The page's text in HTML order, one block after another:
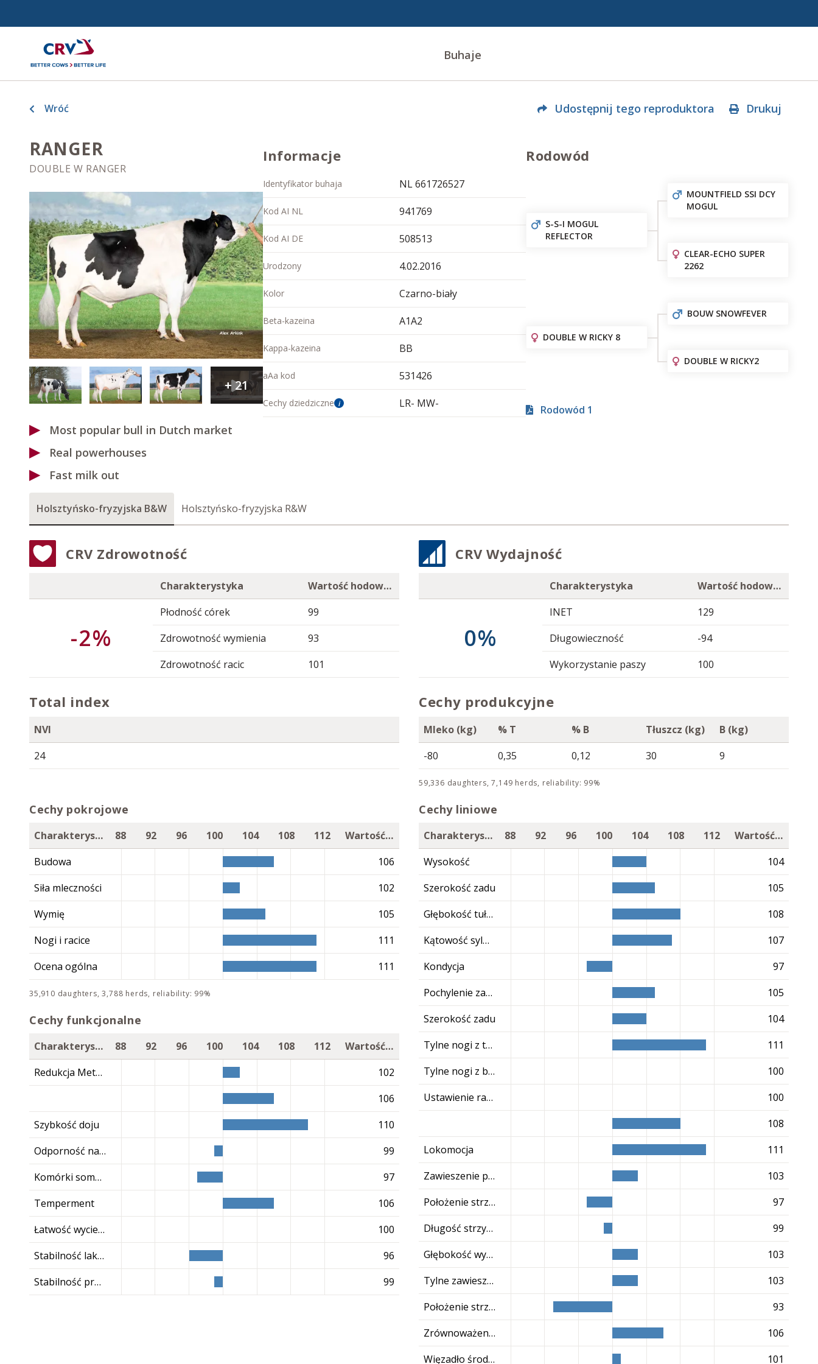
Buhaje
Wróć Udostępnij tego reproduktora Drukuj
RANGER
DOUBLE W RANGER
+21
Most popular bull in Dutch market
Real powerhouses
Fast milk out
Informacje
Identyfikator buhaja NL 661726527
Kod AI NL 941769
Kod AI DE 508513
Urodzony 4.02.2016
Kolor Czarno-biały
Beta-kazeina A1A2
Kappa-kazeina BB
aAa kod 531426
Cechy dziedziczne i LR- MW-
Rodowód
S-S-I MOGUL
REFLECTOR
MOUNTFIELD SSI DCY
MOGUL
CLEAR-ECHO SUPER
2262
DOUBLE W RICKY 8
BOUW SNOWFEVER
DOUBLE W RICKY2
Rodowód 1
Holsztyńsko-fryzyjska B&W Holsztyńsko-fryzyjska R&W
CRV Zdrowotność
-2%
Charakterystyka
Wartość hodowlana
Płodność córek
99
Zdrowotność wymienia
93
Zdrowotność racic
101
CRV Wydajność
0%
Charakterystyka
Wartość hodowlana
INET
129
Długowieczność
-94
Wykorzystanie paszy
100
Total index
NVI
24
Cechy produkcyjne
Mleko (kg)
-80
% T
0,35
% B
0,12
Tłuszcz (kg)
30
B (kg)
9
59,336 daughters, 7,149 herds, reliability: 99%
Cechy pokrojowe
Charakterystyka 88 92 96 100 104 108 112
Wartość hodowlana
Budowa
106
Siła mleczności
102
Wymię
105
Nogi i racice
111
Ocena ogólna
111
35,910 daughters, 3,788 herds, reliability: 99%
Cechy funkcjonalne
Charakterystyka 88 92 96 100 104 108 112
Wartość hodowlana
Redukcja Metanu
102
106
Szybkość doju
110
Odporność na ketozę
99
Komórki somatyczne
97
Temperment
106
Łatwość wycieleń córek
100
Stabilność laktacyjna
96
Stabilność produkcji życiowej
99
Cechy liniowe
Charakterystyka 88 92 96 100 104 108 112
Wartość hodowlana
Wysokość
104
Szerokość zadu
105
Głębokość tułowia
108
Kątowość sylwetki
107
Kondycja
97
Pochylenie zadu
105
Szerokość zadu
104
Tylne nogi z tyłu
111
Tylne nogi z boku
100
Ustawienie racic
100
108
Lokomocja
111
Zawieszenie przednie wymienia
103
Położenie strzyków przednich
97
Długość strzyków
99
Głębokość wymienia
103
Tylne zawieszenie wymienia
103
Położenie strzyków tylnych
93
Zrównoważenie wymienia
106
Więzadło środkowe
101